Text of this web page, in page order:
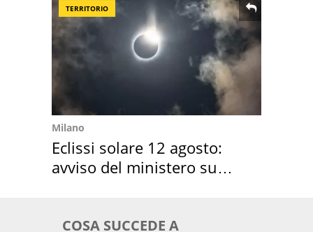
TERRITORIO
Milano
Eclissi solare 12 agosto:
avviso del ministero su